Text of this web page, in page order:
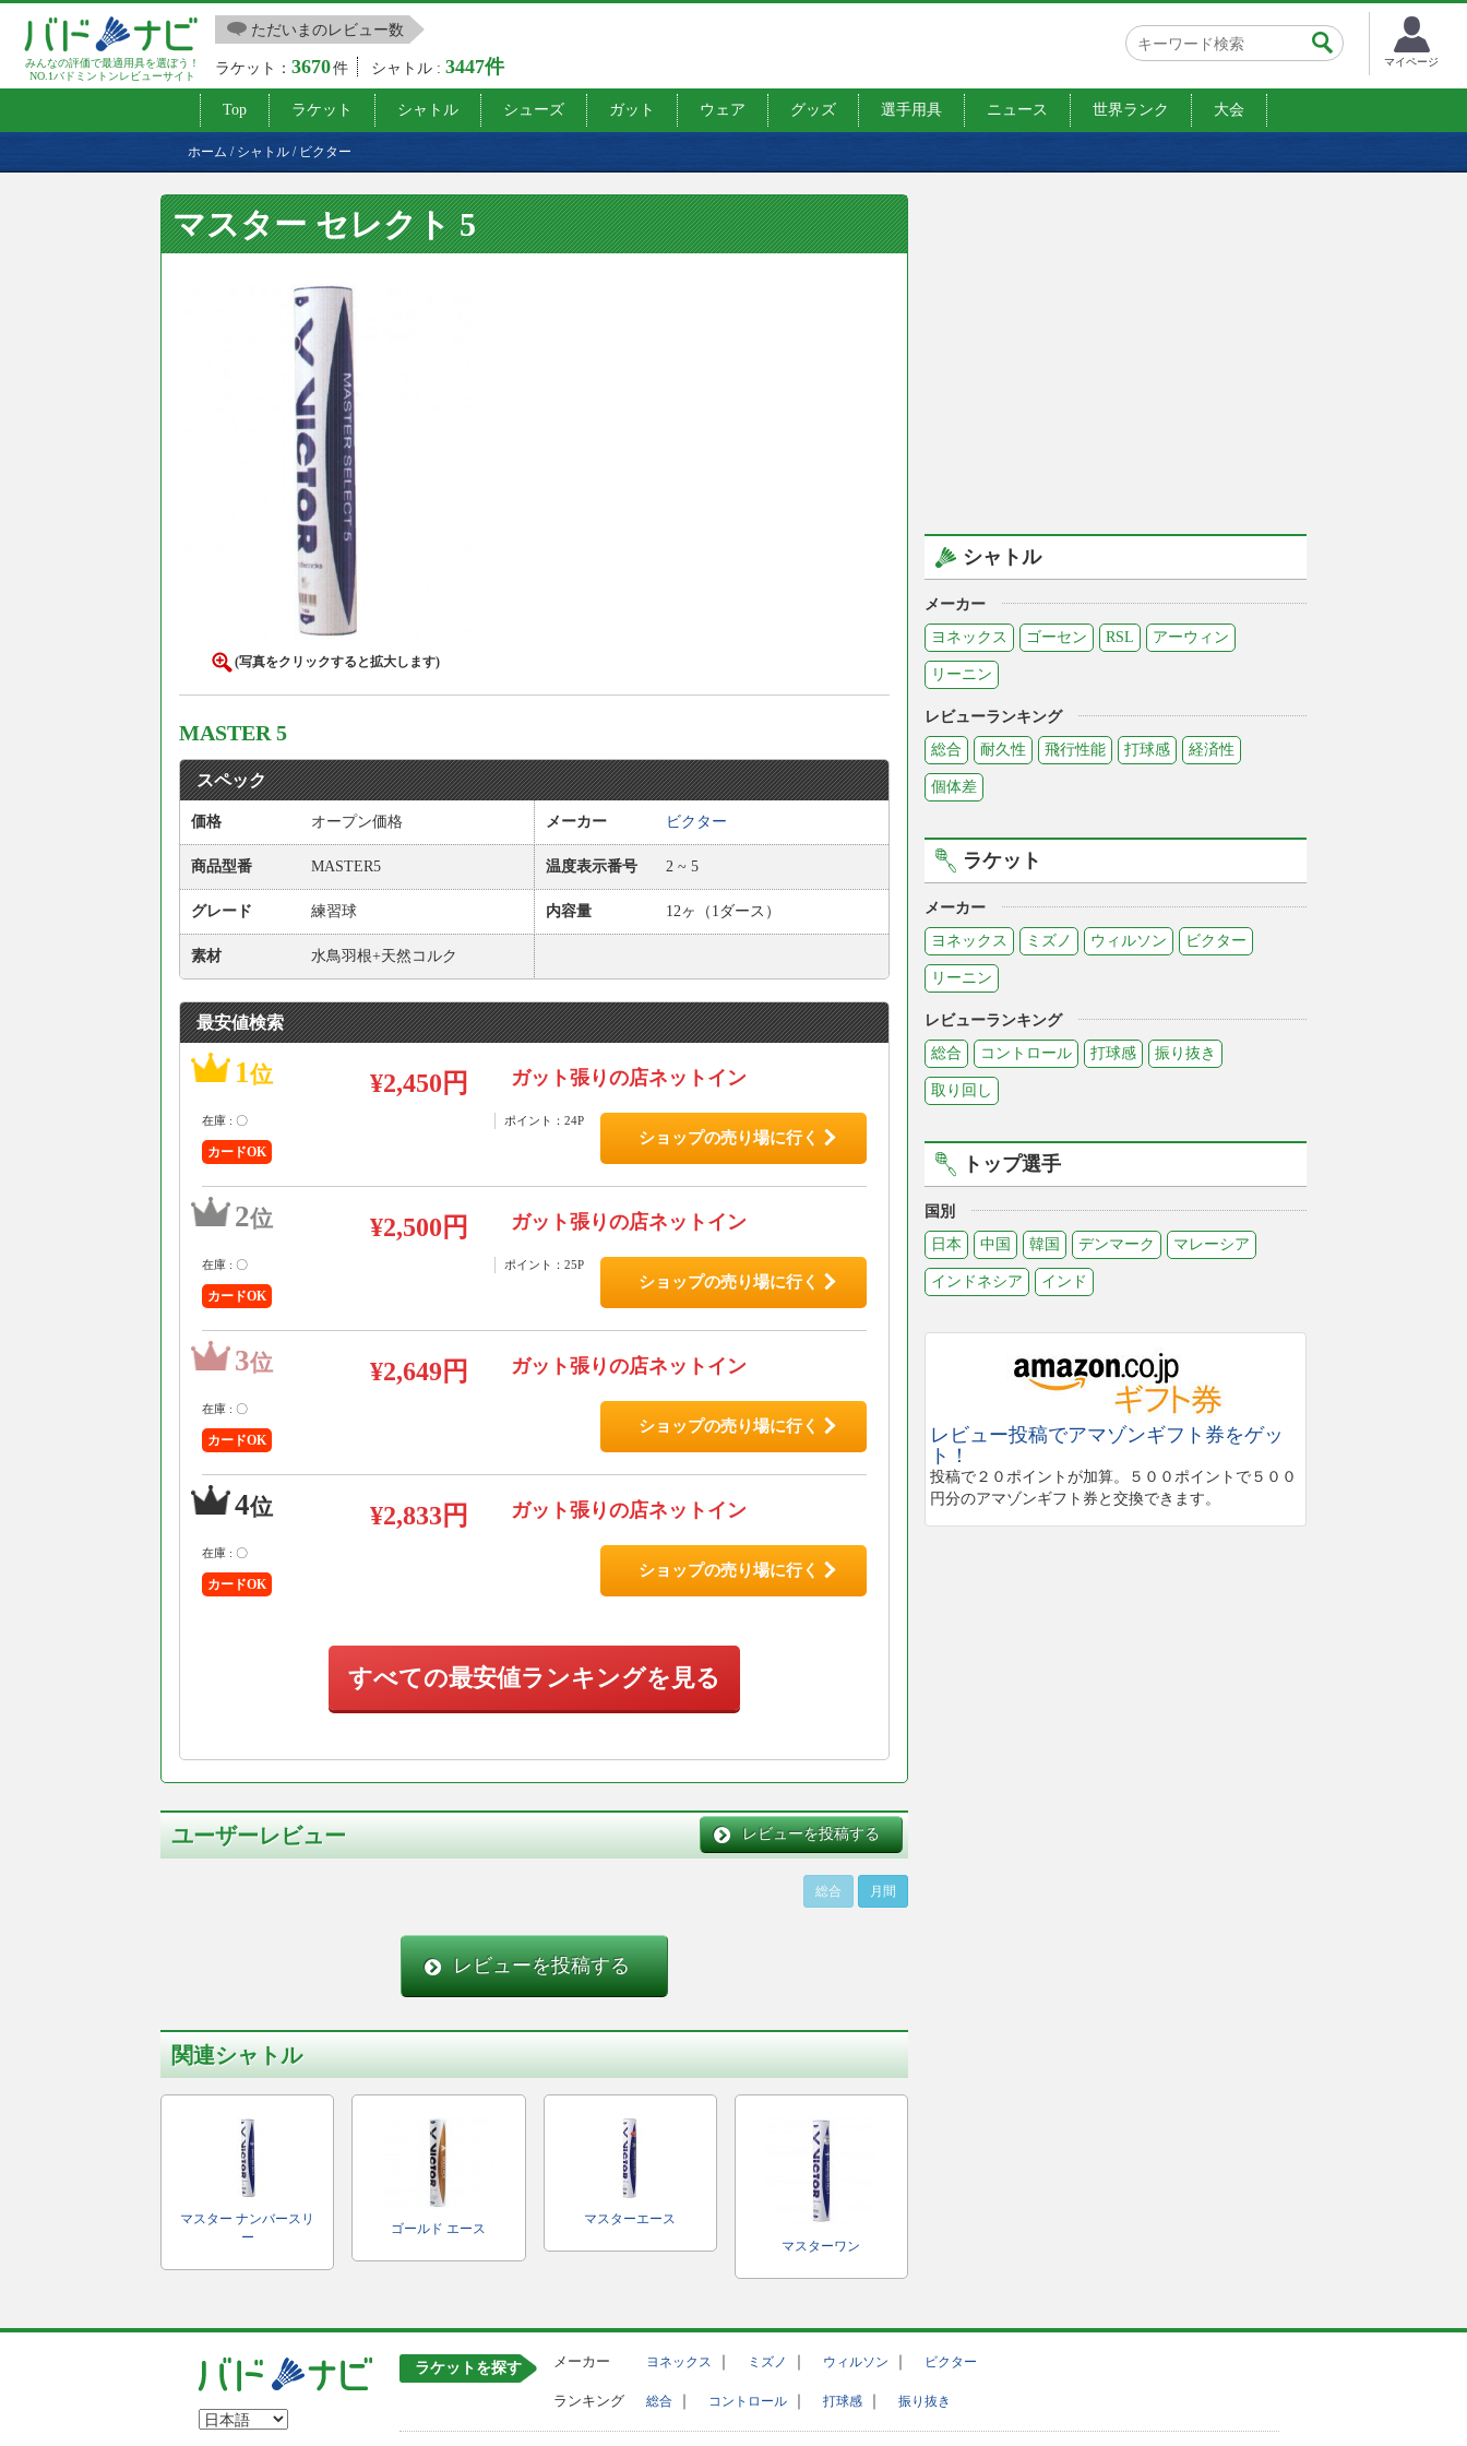
みんなの評価で最適用具を選ぼう！
NO.1バドミントンレビューサイト
ただいまのレビュー数
ラケット：3670件 シャトル :3447件 マイページ
Top ラケット シャトル シューズ ガット ウェア グッズ 選手用具 ニュース 世界ランク 大会
ホーム / シャトル / ビクター
マスター セレクト 5
(写真をクリックすると拡大します)
MASTER 5
スペック
価格 オープン価格 メーカー ビクター
商品型番 MASTER5 温度表示番号 2 ~ 5
グレード 練習球 内容量 12ヶ（1ダース）
素材 水鳥羽根+天然コルク
最安値検索
1位 ¥2,450円 ガット張りの店ネットイン
在庫 : 〇 ポイント：24P
カードOK
ショップの売り場に行く
2位 ¥2,500円 ガット張りの店ネットイン
在庫 : 〇 ポイント：25P
カードOK
ショップの売り場に行く
3位 ¥2,649円 ガット張りの店ネットイン
在庫 : 〇
カードOK
ショップの売り場に行く
4位 ¥2,833円 ガット張りの店ネットイン
在庫 : 〇
カードOK
ショップの売り場に行く
すべての最安値ランキングを見る
ユーザーレビュー レビューを投稿する
総合 月間
レビューを投稿する
関連シャトル
マスター ナンバースリ
ー
ゴールド エース
マスターエース
マスターワン
シャトル
メーカー
ヨネックス
ゴーセン RSL アーウィン
リーニン
レビューランキング
総合
耐久性 飛行性能 打球感 経済性
個体差
ラケット
メーカー
ヨネックス
ミズノ ウィルソン ビクター
リーニン
レビューランキング
総合
コントロール 打球感 振り抜き
取り回し
トップ選手
国別
日本
中国 韓国 デンマーク マレーシア
インドネシア インド
レビュー投稿でアマゾンギフト券をゲッ
ト！
投稿で２０ポイントが加算。５００ポイントで５００
円分のアマゾンギフト券と交換できます。
ラケットを探す メーカー ヨネックス ミズノ ウィルソン ビクター
ランキング 総合 コントロール 打球感 振り抜き